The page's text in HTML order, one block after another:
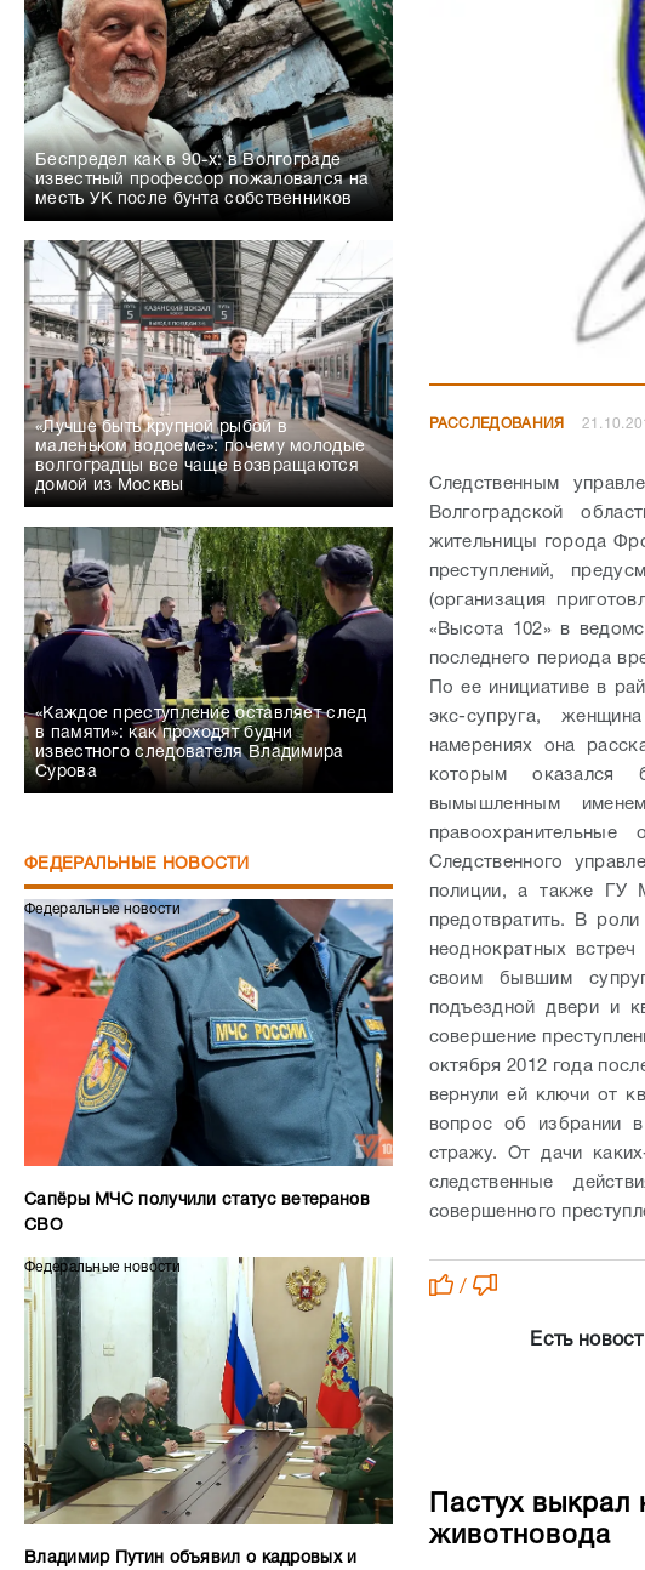
Беспредел как в 90-х: в Волгограде
известный профессор пожаловался на
месть УК после бунта собственников
«Лучше быть крупной рыбой в
маленьком водоеме»: почему молодые
волгоградцы все чаще возвращаются
домой из Москвы
«Каждое преступление оставляет след
в памяти»: как проходят будни
известного следователя Владимира
Сурова
ФЕДЕРАЛЬНЫЕ НОВОСТИ
Федеральные новости
Сапёры МЧС получили статус ветеранов
СВО
Федеральные новости
Владимир Путин объявил о кадровых и
РАССЛЕДОВАНИЯ
Следственным
Волгоградской
жительницы города
преступлений,
(организация
«Высота 102» в
последнего периода
По ее инициативе в
экс-супруга,
намерениях она
которым оказался
вымышленным
Следственного
полиции, а также ГУ
предотвратить. В
неоднократных
своим бывшим
подъездной двери и
совершение
октября 2012 года
вернули ей ключи от
вопрос об избрании
стражу. От дачи
следственные
совершенного
/
Есть
Пастух выкрал
животновода